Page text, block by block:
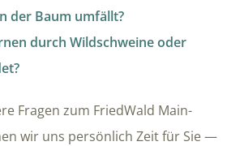
der Baum umfällt?
durch Wildschweine oder
Fragen zum FriedWald Main-
wir uns persönlich Zeit für Sie —